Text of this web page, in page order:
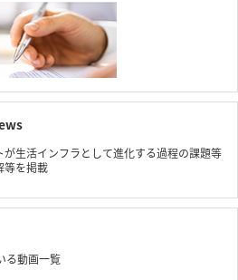
が生活インフラとして進化する過程の課題等
等を掲載
る動画一覧